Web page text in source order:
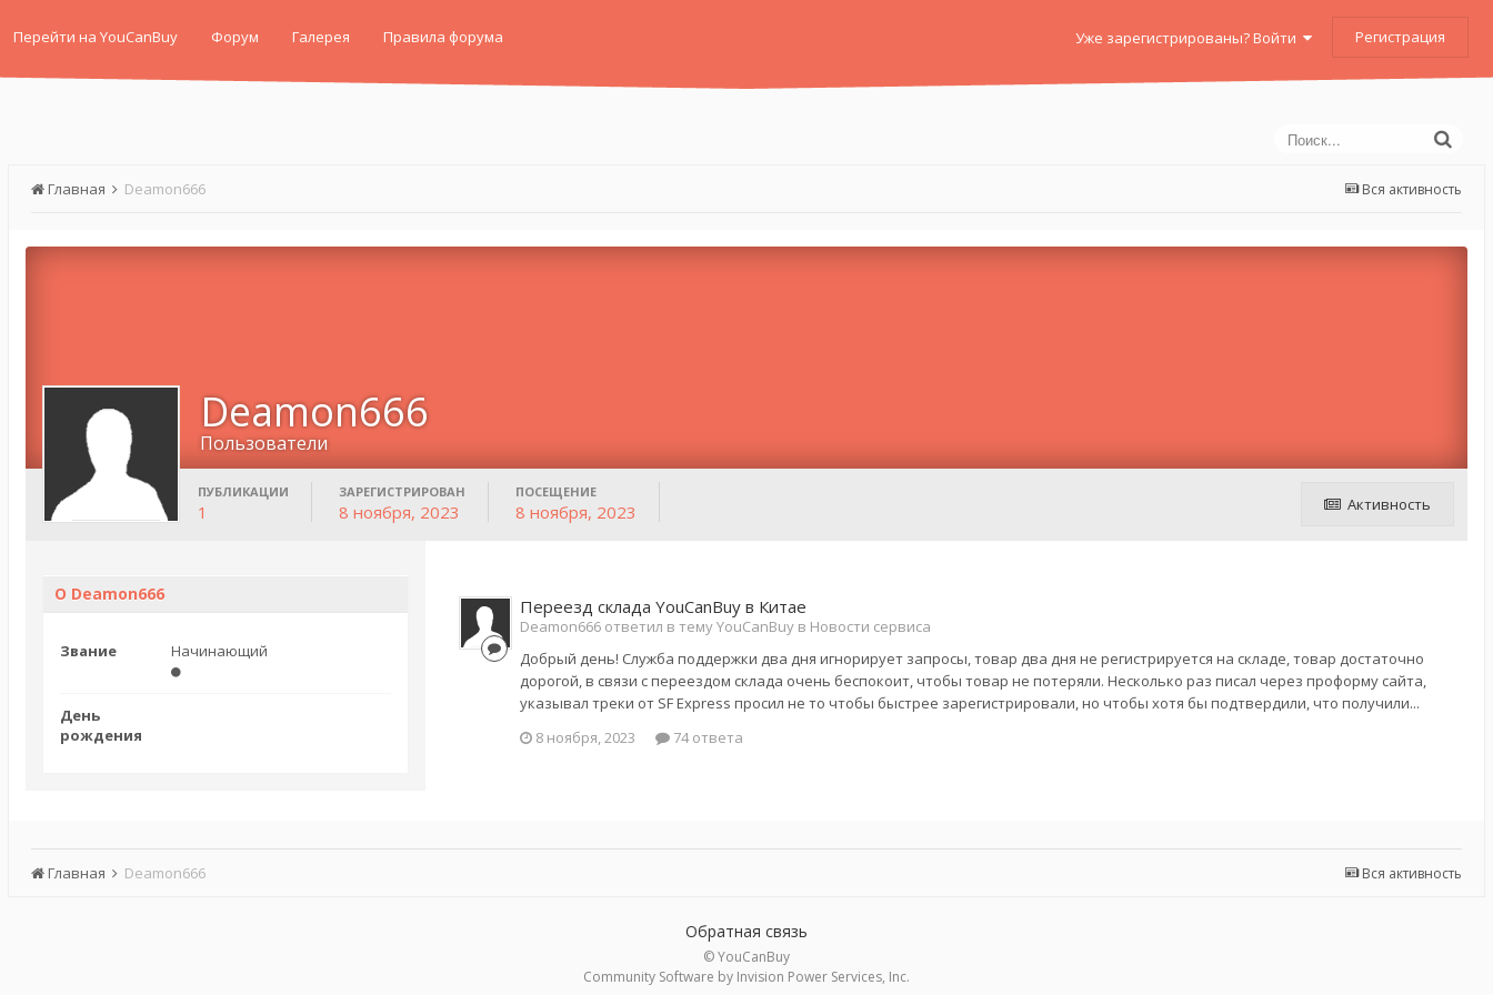
Перейти на YouCanBuy Форум Галерея Правила форума Уже зарегистрированы? Войти Регистрация
Вся активность
Главная Deamon666
Deamon666
Пользователи
Активность
ПУБЛИКАЦИИ
1
ЗАРЕГИСТРИРОВАН
8 ноября, 2023
ПОСЕЩЕНИЕ
8 ноября, 2023
О Deamon666
Звание Начинающий
День
рождения
Переезд склада YouCanBuy в Китае
Deamon666 ответил в тему YouCanBuy в Новости сервиса
Добрый день! Служба поддержки два дня игнорирует запросы, товар два дня не регистрируется на складе, товар достаточно
дорогой, в связи с переездом склада очень беспокоит, чтобы товар не потеряли. Несколько раз писал через проформу сайта,
указывал треки от SF Express просил не то чтобы быстрее зарегистрировали, но чтобы хотя бы подтвердили, что получили...
8 ноября, 2023
74 ответа
Вся активность
Главная Deamon666
Обратная связь
© YouCanBuy
Community Software by Invision Power Services, Inc.